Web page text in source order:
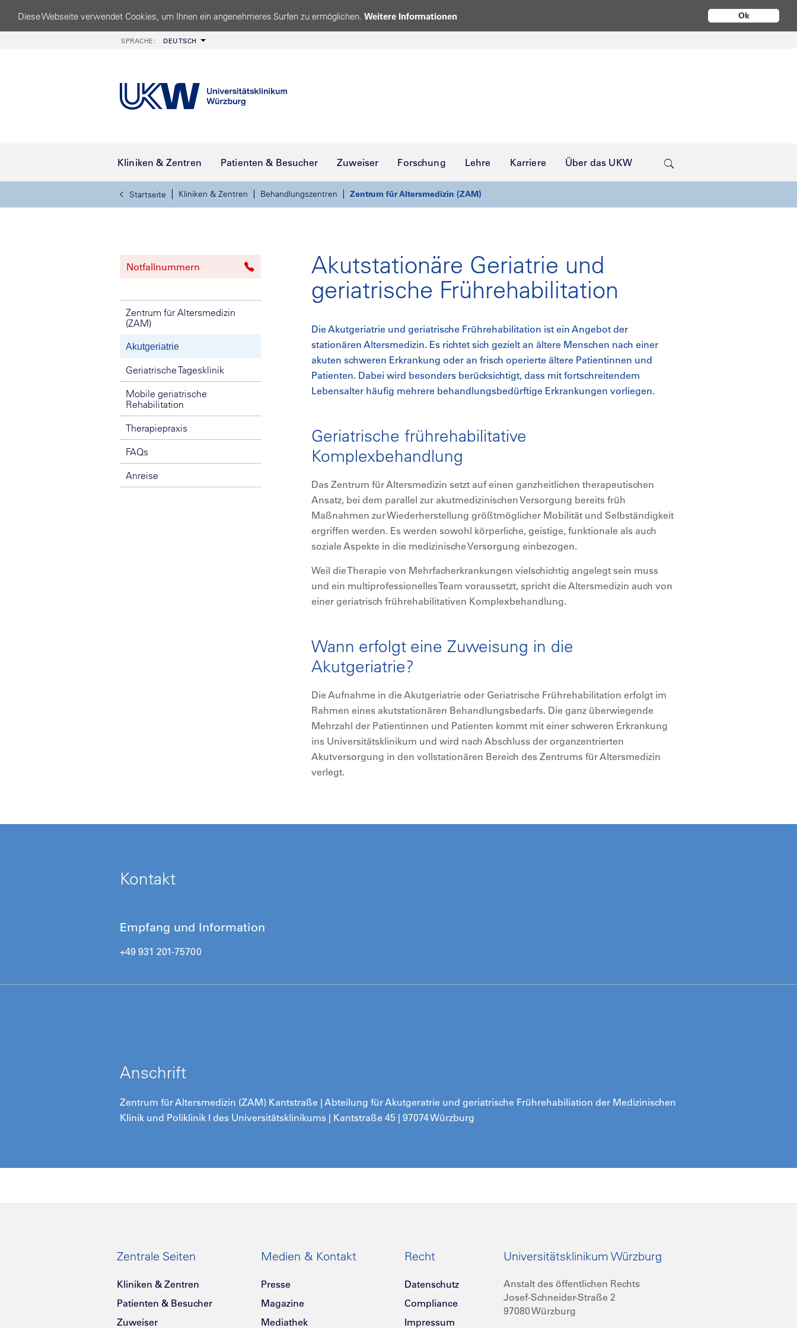
Ok
Diese Webseite verwendet Cookies, um Ihnen ein angenehmeres Surfen zu ermöglichen. Weitere Informationen
SPRACHE: DEUTSCH
Kliniken & Zentren Patienten & Besucher Zuweiser Forschung Lehre Karriere Über das UKW
Startseite Kliniken & Zentren Behandlungszentren Zentrum für Altersmedizin (ZAM)
Notfallnummern
Zentrum für Altersmedizin
(ZAM)
Akutgeriatrie
Geriatrische Tagesklinik
Mobile geriatrische
Rehabilitation
Therapiepraxis
FAQs
Anreise
Akutstationäre Geriatrie und
geriatrische Frührehabilitation
Die Akutgeriatrie und geriatrische Frührehabilitation ist ein Angebot der
stationären Altersmedizin. Es richtet sich gezielt an ältere Menschen nach einer
akuten schweren Erkrankung oder an frisch operierte ältere Patientinnen und
Patienten. Dabei wird besonders berücksichtigt, dass mit fortschreitendem
Lebensalter häufig mehrere behandlungsbedürftige Erkrankungen vorliegen.
Geriatrische frührehabilitative
Komplexbehandlung
Das Zentrum für Altersmedizin setzt auf einen ganzheitlichen therapeutischen
Ansatz, bei dem parallel zur akutmedizinischen Versorgung bereits früh
Maßnahmen zur Wiederherstellung größtmöglicher Mobilität und Selbständigkeit
ergriffen werden. Es werden sowohl körperliche, geistige, funktionale als auch
soziale Aspekte in die medizinische Versorgung einbezogen.
Weil die Therapie von Mehrfacherkrankungen vielschichtig angelegt sein muss
und ein multiprofessionelles Team voraussetzt, spricht die Altersmedizin auch von
einer geriatrisch frührehabilitativen Komplexbehandlung.
Wann erfolgt eine Zuweisung in die
Akutgeriatrie?
Die Aufnahme in die Akutgeriatrie oder Geriatrische Frührehabilitation erfolgt im
Rahmen eines akutstationären Behandlungsbedarfs. Die ganz überwiegende
Mehrzahl der Patientinnen und Patienten kommt mit einer schweren Erkrankung
ins Universitätsklinikum und wird nach Abschluss der organzentrierten
Akutversorgung in den vollstationären Bereich des Zentrums für Altersmedizin
verlegt.
Kontakt
Empfang und Information
+49 931 201-75700
Anschrift
Zentrum für Altersmedizin (ZAM) Kantstraße | Abteilung für Akutgeratrie und geriatrische Frührehabiliation der Medizinischen
Klinik und Poliklinik I des Universitätsklinikums | Kantstraße 45 | 97074 Würzburg
Zentrale Seiten
Kliniken & Zentren
Patienten & Besucher
Zuweiser
Medien & Kontakt
Presse
Magazine
Mediathek
Recht
Datenschutz
Compliance
Impressum
Universitätsklinikum Würzburg
Anstalt des öffentlichen Rechts
Josef-Schneider-Straße 2
97080 Würzburg